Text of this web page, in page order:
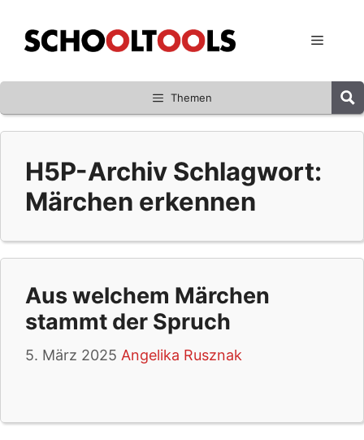
Inhalt
springen
Menü
Themen
H5P-Archiv Schlagwort:
Märchen erkennen
Aus welchem Märchen
stammt der Spruch
5. März 2025 Angelika Rusznak